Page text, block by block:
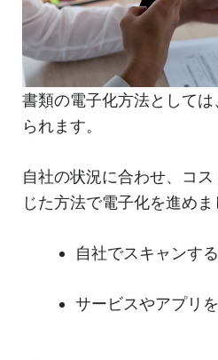
書類の電子化方法としては
られます。
自社の状況に合わせ、コ
じた方法で電子化を進めま
自社でスキャンする
サービスやアプリ